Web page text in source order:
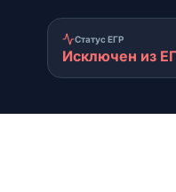
Статус ЕГР
Исключен из